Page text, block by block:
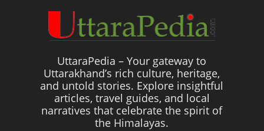
UttaraPedia – Your gateway to
Uttarakhand’s rich culture, heritage,
and untold stories. Explore insightful
articles, travel guides, and local
narratives that celebrate the spirit of
the Himalayas.